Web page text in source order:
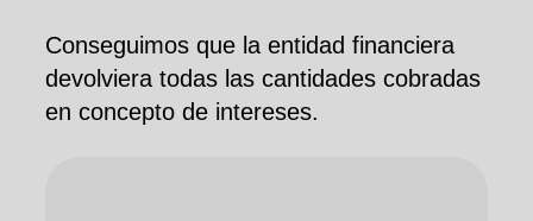
Conseguimos que la entidad financiera
devolviera todas las cantidades cobradas
en concepto de intereses.